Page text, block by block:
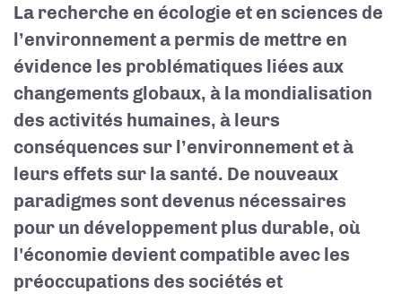
La recherche en écologie et en sciences de
l’environnement a permis de mettre en
évidence les problématiques liées aux
changements globaux, à la mondialisation
des activités humaines, à leurs
conséquences sur l’environnement et à
leurs effets sur la santé. De nouveaux
paradigmes sont devenus nécessaires
pour un développement plus durable, où
l'économie devient compatible avec les
préoccupations des sociétés et